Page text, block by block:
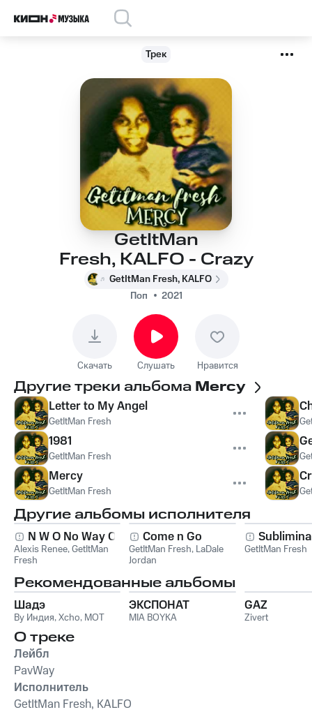
Трек
GetItMan
Fresh, KALFO - Crazy
GetItMan Fresh, KALFO
Поп
2021
Скачать Слушать Нравится
Другие треки альбома Mercy
Letter to My Angel
GetItMan Fresh
1981
GetItMan Fresh
Mercy
GetItMan Fresh
Другие альбомы исполнителя
N W O No Way Out
Alexis Renee,GetItMan
Fresh
Come n Go
GetItMan Fresh, LaDale
Jordan
GetItMan Fresh
Рекомендованные альбомы
Шадэ
By Индия,Xcho, MOT
ЭКСПОНАТ
MIA BOYKA
GAZ
Zivert
О треке
Лейбл
PavWay
Исполнитель
GetItMan Fresh, KALFO